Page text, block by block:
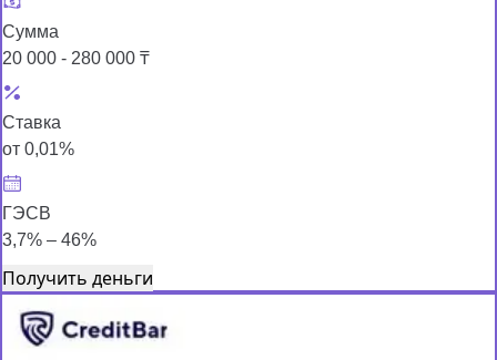
Сумма
20 000 - 280 000 ₸
Ставка
от 0,01%
ГЭСВ
3,7% – 46%
Получить деньги